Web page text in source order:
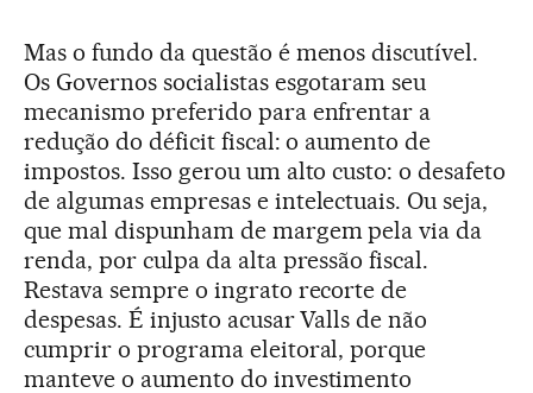
Mas o fundo da questão é menos discutível.
Os Governos socialistas esgotaram seu
mecanismo preferido para enfrentar a
redução do déficit fiscal: o aumento de
impostos. Isso gerou um alto custo: o desafeto
de algumas empresas e intelectuais. Ou seja,
que mal dispunham de margem pela via da
renda, por culpa da alta pressão fiscal.
Restava sempre o ingrato recorte de
despesas. É injusto acusar Valls de não
cumprir o programa eleitoral, porque
manteve o aumento do investimento